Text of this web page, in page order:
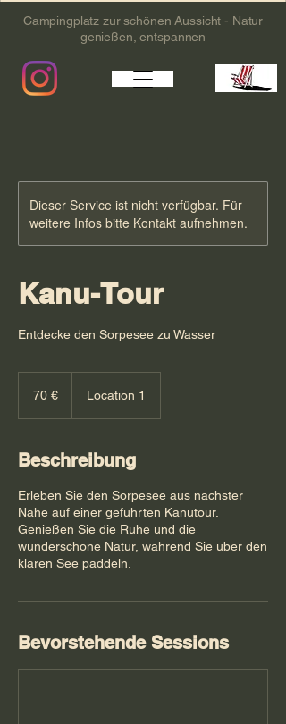
Campingplatz zur schönen Aussicht - Natur
genießen, entspannen
Dieser Service ist nicht verfügbar. Für
weitere Infos bitte Kontakt aufnehmen.
Kanu-Tour
Entdecke den Sorpesee zu Wasser
70 € Location 1
Beschreibung
Erleben Sie den Sorpesee aus nächster
Nähe auf einer geführten Kanutour.
Genießen Sie die Ruhe und die
wunderschöne Natur, während Sie über den
klaren See paddeln.
Bevorstehende Sessions